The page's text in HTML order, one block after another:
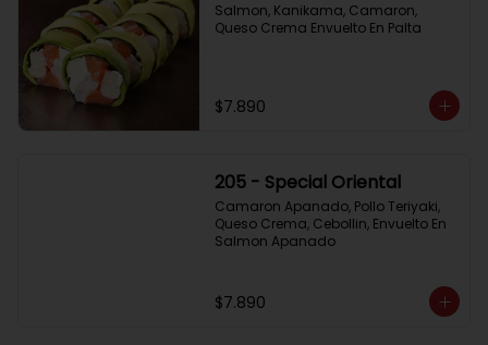
Salmon, Kanikama, Camaron,
Queso Crema Envuelto En Palta
$7.890
205 - Special Oriental
Camaron Apanado, Pollo Teriyaki,
Queso Crema, Cebollin, Envuelto En
Salmon Apanado
$7.890